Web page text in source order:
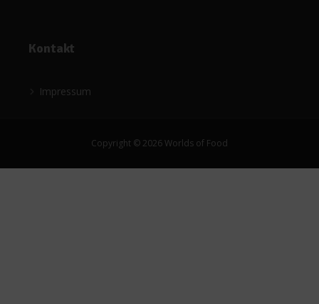
Kontakt
Impressum
Copyright © 2026 Worlds of Food